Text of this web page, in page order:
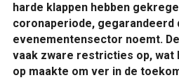
harde klappen hebben
coronaperiode, gegarandeerd
evenementensector noemt.
vaak zware restricties op, wat
op maakte om ver in de